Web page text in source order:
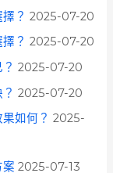
？ 2025-07-20
？ 2025-07-20
2025-07-20
2025-07-20
如何？ 2025-
案 2025-07-13